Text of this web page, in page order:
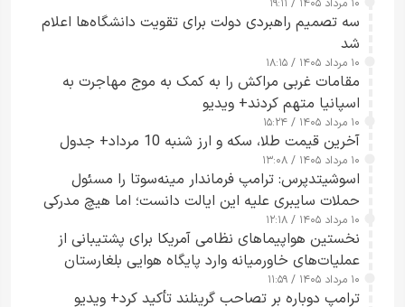
۱۰ مرداد ۱۴۰۵ / ۱۹:۱۱
سه تصمیم راهبردی دولت برای تقویت دانشگاه‌ها اعلام
شد
۱۰ مرداد ۱۴۰۵ / ۱۸:۱۵
مقامات غربی مراکش را به کمک به موج مهاجرت به
اسپانیا متهم کردند+ ویدیو
۱۰ مرداد ۱۴۰۵ / ۱۵:۲۴
آخرین قیمت طلا، سکه و ارز شنبه 10 مرداد+ جدول
۱۰ مرداد ۱۴۰۵ / ۱۳:۰۸
اسوشیتدپرس: ترامپ فرماندار مینه‌سوتا را مسئول
حملات سایبری علیه این ایالت دانست؛ اما هیچ مدرکی
ارائه نکرد
۱۰ مرداد ۱۴۰۵ / ۱۲:۱۸
نخستین هواپیماهای نظامی آمریکا برای پشتیبانی از
عملیات‌های خاورمیانه وارد پایگاه هوایی بلغارستان
شدند
۱۰ مرداد ۱۴۰۵ / ۱۱:۵۹
ترامپ دوباره بر تصاحب گرینلند تأکید کرد+ ویدیو